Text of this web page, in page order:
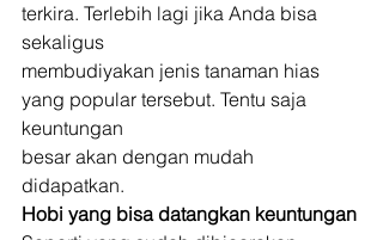
terkira. Terlebih lagi jika Anda bisa
sekaligus
membudiyakan jenis tanaman hias
yang popular tersebut. Tentu saja
keuntungan
besar akan dengan mudah
didapatkan.
Hobi yang bisa datangkan keuntungan